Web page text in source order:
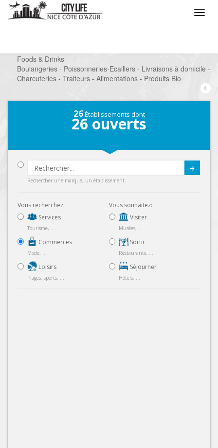
Foods & Drinks
/
Boulangeries - Poissonneries-Ecaillers - Livraisons à domicile -
Charcuteries - Traiteurs - Alimentations - Produits Bio
26Établissements dont
26 ouverts
Rechercher une marque, un établissement...
Vous recherchez:
Services
Tourisme, ...
Commerces
Mode, ...
Loisirs
Plages, sports, ...
Vous souhaitez:
Visiter
Musées, ...
Sortir
Restaurants, ...
Séjourner
Hôtels, ...